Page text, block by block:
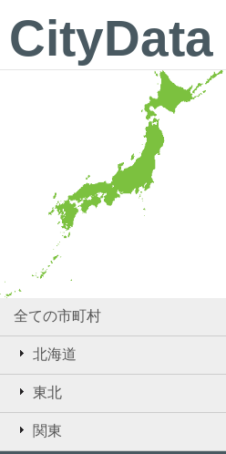
CityData
全ての市町村
北海道
東北
関東